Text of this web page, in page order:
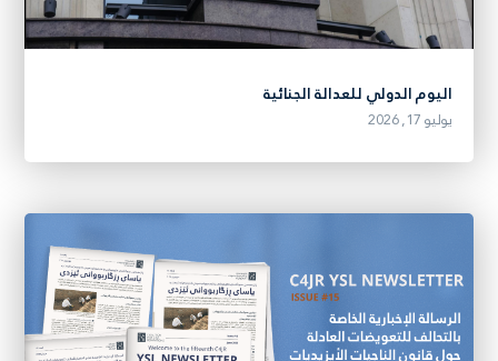
اليوم الدولي للعدالة الجنائية
يوليو 17, 2026